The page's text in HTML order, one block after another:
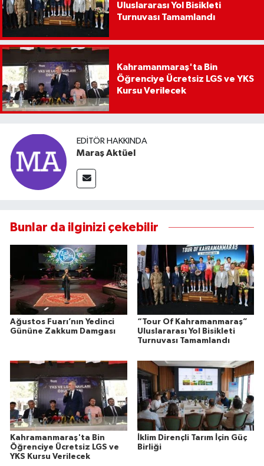
Uluslararası Yol Bisikleti
Turnuvası Tamamlandı
Kahramanmaraş'ta Bin
Öğrenciye Ücretsiz LGS ve YKS
Kursu Verilecek
EDITÖR HAKKINDA
Maraş Aktüel
Bunlar da ilginizi çekebilir
Ağustos Fuarı’nın Yedinci
Gününe Zakkum Damgası
“Tour Of Kahramanmaraş”
Uluslararası Yol Bisikleti
Turnuvası Tamamlandı
Kahramanmaraş'ta Bin
Öğrenciye Ücretsiz LGS ve
YKS Kursu Verilecek
İklim Dirençli Tarım İçin Güç
Birliği